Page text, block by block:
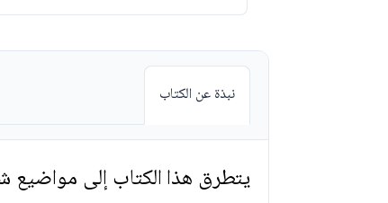
نبذة عن الكتاب
يتطرق هذا الكتاب إلى مواضيع